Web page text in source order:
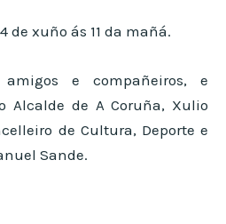
de xuño ás 11 da mañá.
amigos e compañeiros, e
Alcalde de A Coruña, Xulio
de Cultura, Deporte e
Sande.